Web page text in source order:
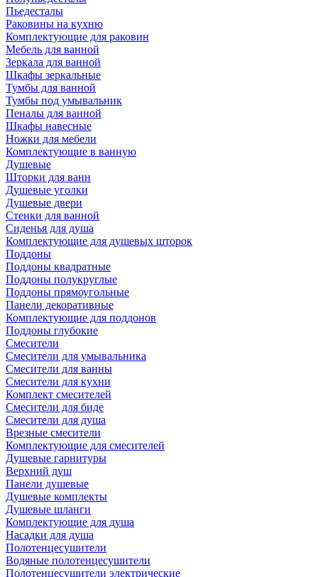
Пьедесталы
Раковины на кухню
Комплектующие для раковин
Мебель для ванной
Зеркала для ванной
Шкафы зеркальные
Тумбы для ванной
Тумбы под умывальник
Пеналы для ванной
Шкафы навесные
Ножки для мебели
Комплектующие в ванную
Душевые
Шторки для ванн
Душевые уголки
Душевые двери
Стенки для ванной
Сиденья для душа
Комплектующие для душевых шторок
Поддоны
Поддоны квадратные
Поддоны полукруглые
Поддоны прямоугольные
Панели декоративные
Комплектующие для поддонов
Поддоны глубокие
Смесители
Смесители для умывальника
Смесители для ванны
Смесители для кухни
Комплект смесителей
Смесители для биде
Смесители для душа
Врезные смесители
Комплектующие для смесителей
Душевые гарнитуры
Верхний душ
Панели душевые
Душевые комплекты
Душевые шланги
Комплектующие для душа
Насадки для душа
Полотенцесушители
Водяные полотенцесушители
Полотенцесушители электрические